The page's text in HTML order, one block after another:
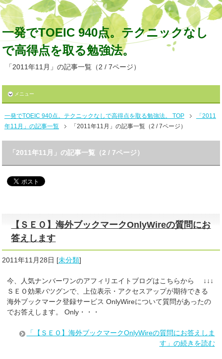
一発でTOEIC 940点。テクニックなし
で高得点を取る勉強法。
「2011年11月」の記事一覧（2 / 7ページ）
メニュー
一発でTOEIC 940点。テクニックなしで高得点を取る勉強法。 TOP
「2011
年11月」の記事一覧
「2011年11月」の記事一覧（2 / 7ページ）
「2011年11月」の記事一覧（2 / 7ページ）
【ＳＥＯ】海外ブックマークOnlyWireの質問にお
答えします
2011年11月28日 [未分類]
今、人気ナンバーワンのアフィリエイトブログはこちらから ↓↓↓
ＳＥＯ効果バツグンで、上位表示・アクセスアップが期待できる
海外ブックマーク登録サービス OnlyWireについて質問があったの
でお答えします。 Only・・・
「【ＳＥＯ】海外ブックマークOnlyWireの質問にお答えしま
す」の続きを読む